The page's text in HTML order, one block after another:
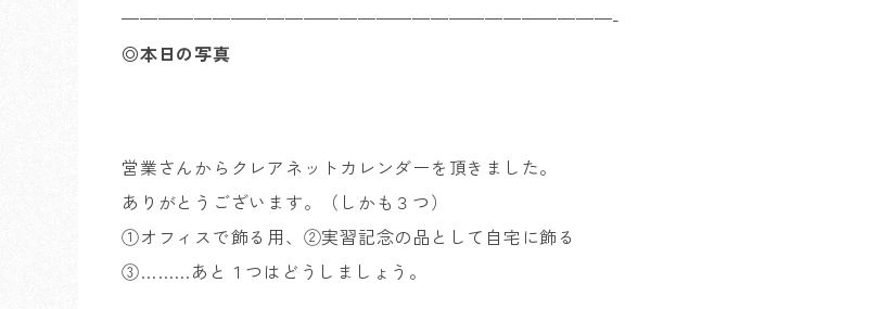
———————————————————————————-
◎本日の写真
営業さんからクレアネットカレンダーを頂きました。
ありがとうございます。（しかも３つ）
①オフィスで飾る用、②実習記念の品として自宅に飾る
③………あと１つはどうしましょう。